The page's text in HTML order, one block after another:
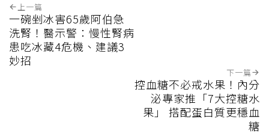
上一篇
一碗剉冰害65歲阿伯急
洗腎！醫示警：慢性腎病
患吃冰藏4危機、建議3
妙招
下一篇
控血糖不必戒水果！內分
泌專家推「7大控糖水
果」 搭配蛋白質更穩血
糖